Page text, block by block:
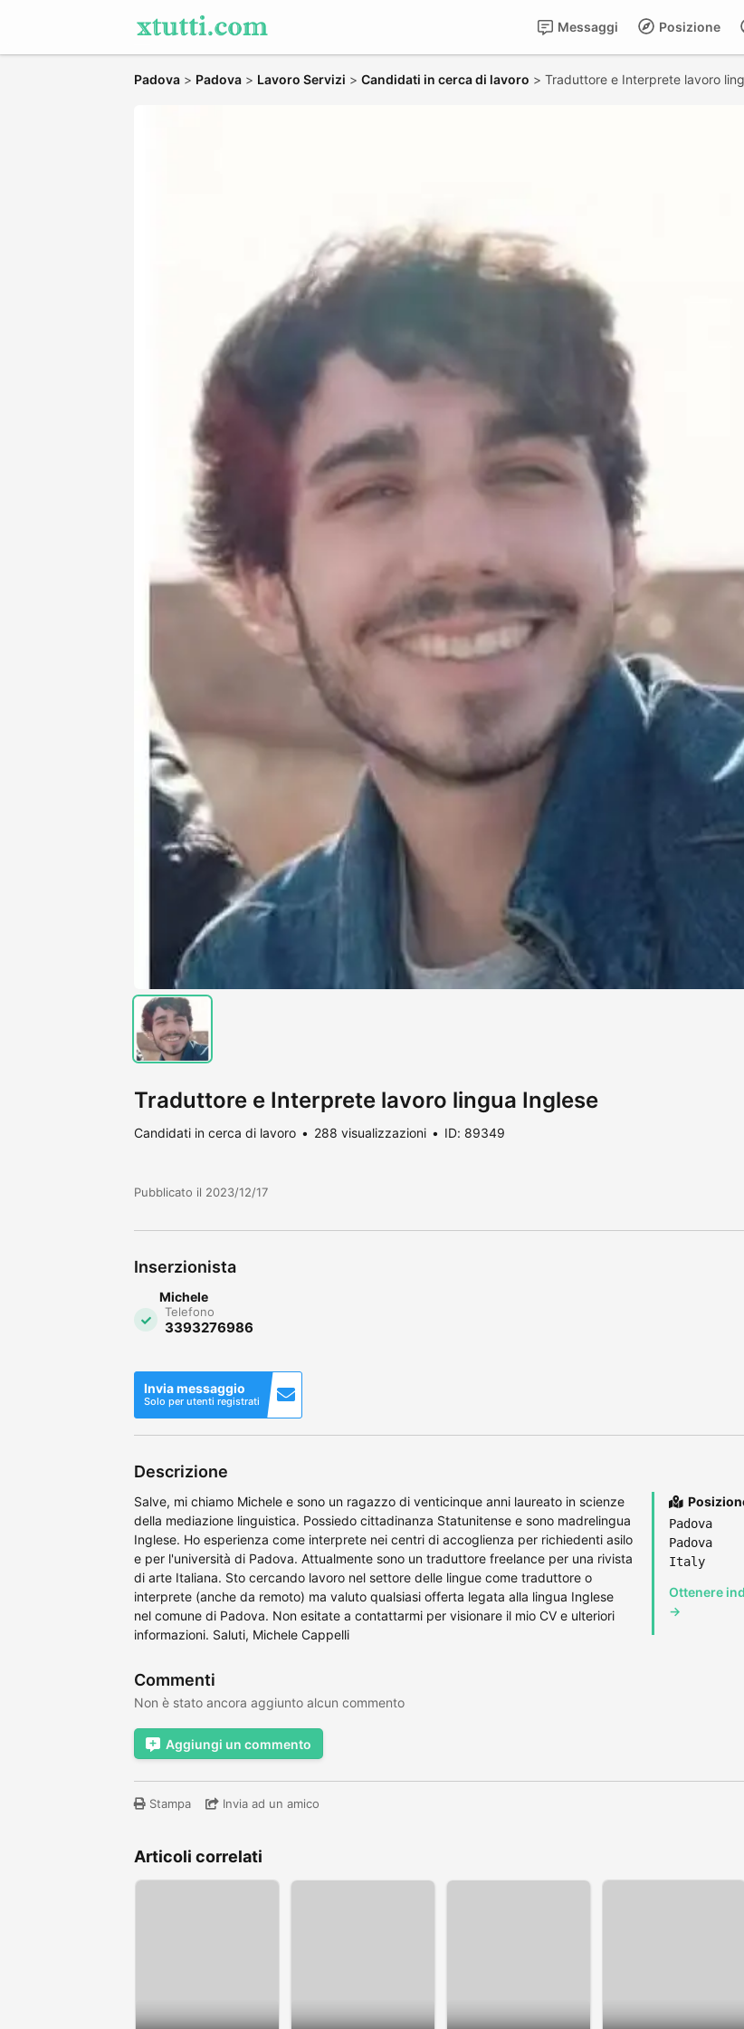
Posizione
Messaggi
Padova > Padova > Lavoro Servizi > Candidati in cerca di lavoro > Traduttore e Interprete lavoro
Traduttore e Interprete lavoro lingua Inglese
Candidati in cerca di lavoro 288 visualizzazioni ID: 89349
Pubblicato il 2023/12/17
Inserzionista
Michele
Telefono
3393276986
Invia messaggio
Solo per utenti registrati
Descrizione
Salve, mi chiamo Michele e sono un ragazzo di venticinque anni laureato in scienze
della mediazione linguistica. Possiedo cittadinanza Statunitense e sono madrelingua
Inglese. Ho esperienza come interprete nei centri di accoglienza per richiedenti asilo
e per l'università di Padova. Attualmente sono un traduttore freelance per una rivista
di arte Italiana. Sto cercando lavoro nel settore delle lingue come traduttore o
interprete (anche da remoto) ma valuto qualsiasi offerta legata alla lingua Inglese
nel comune di Padova. Non esitate a contattarmi per visionare il mio CV e ulteriori
informazioni. Saluti, Michele Cappelli
Padova
Padova
Italy
Ottenere
→
Commenti
Non è stato ancora aggiunto alcun commento
Aggiungi un commento
Stampa Invia ad un amico
Articoli correlati